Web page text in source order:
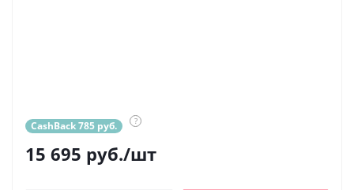
CashBack 785 руб. ?
15 695 руб./шт